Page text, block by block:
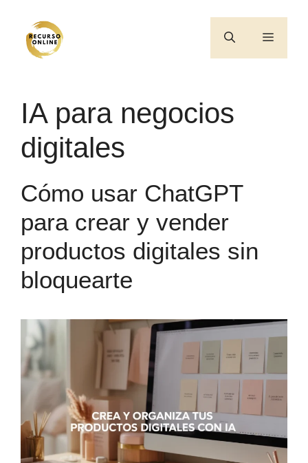
contenido
Menú
IA para negocios
digitales
Cómo usar ChatGPT
para crear y vender
productos digitales sin
bloquearte